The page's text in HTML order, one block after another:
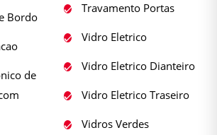
Bordo
de
Travamento Portas
Vidro Eletrico
Vidro Eletrico Dianteiro
Vidro Eletrico Traseiro
Vidros Verdes